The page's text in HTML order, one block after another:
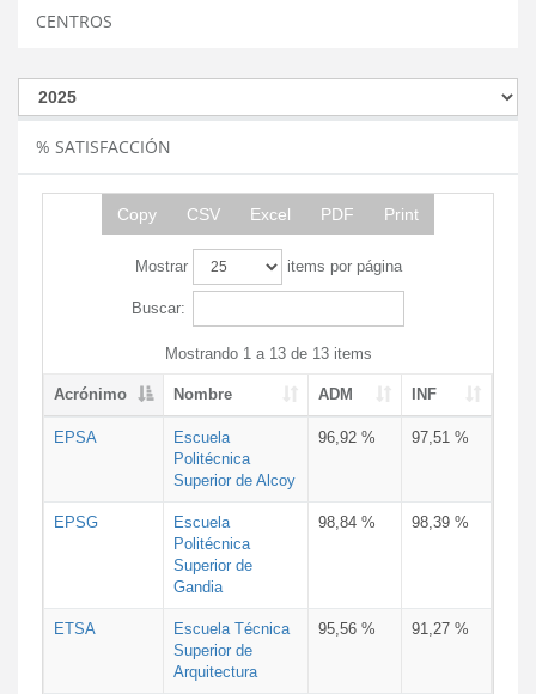
CENTROS
% SATISFACCIÓN
Copy CSV Excel PDF Print
Mostrar items por página
Buscar:
Mostrando 1 a 13 de 13 items
Acrónimo Nombre ADM INF
EPSA
Escuela
Politécnica
Superior de Alcoy
96,92 % 97,51 %
EPSG
Escuela
Politécnica
Superior de
Gandia
98,84 % 98,39 %
ETSA
Escuela Técnica
Superior de
Arquitectura
95,56 % 91,27 %